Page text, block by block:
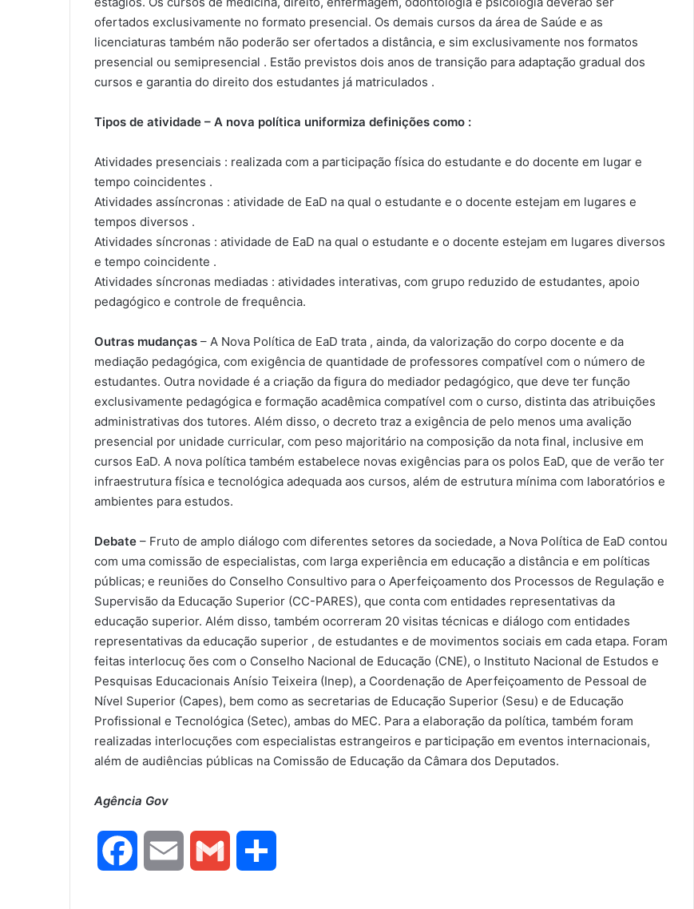
ofertados exclusivamente no formato presencial. Os demais cursos da área de Saúde e as
licenciaturas também não poderão ser ofertados a distância, e sim exclusivamente nos formatos
presencial ou semipresencial . Estão previstos dois anos de transição para adaptação gradual dos
cursos e garantia do direito dos estudantes já matriculados .
Tipos de atividade – A nova política uniformiza definições como :
Atividades presenciais : realizada com a participação física do estudante e do docente em lugar e
tempo coincidentes .
Atividades assíncronas : atividade de EaD na qual o estudante e o docente estejam em lugares e
tempos diversos .
Atividades síncronas : atividade de EaD na qual o estudante e o docente estejam em lugares diversos
e tempo coincidente .
Atividades síncronas mediadas : atividades interativas, com grupo reduzido de estudantes, apoio
pedagógico e controle de frequência.
Outras mudanças – A Nova Política de EaD trata , ainda, da valorização do corpo docente e da
mediação pedagógica, com exigência de quantidade de professores compatível com o número de
estudantes. Outra novidade é a criação da figura do mediador pedagógico, que deve ter função
exclusivamente pedagógica e formação acadêmica compatível com o curso, distinta das atribuições
administrativas dos tutores. Além disso, o decreto traz a exigência de pelo menos uma avalição
presencial por unidade curricular, com peso majoritário na composição da nota final, inclusive em
cursos EaD. A nova política também estabelece novas exigências para os polos EaD, que de verão ter
infraestrutura física e tecnológica adequada aos cursos, além de estrutura mínima com laboratórios e
ambientes para estudos.
Debate – Fruto de amplo diálogo com diferentes setores da sociedade, a Nova Política de EaD contou
com uma comissão de especialistas, com larga experiência em educação a distância e em políticas
públicas; e reuniões do Conselho Consultivo para o Aperfeiçoamento dos Processos de Regulação e
Supervisão da Educação Superior (CC-PARES), que conta com entidades representativas da
educação superior. Além disso, também ocorreram 20 visitas técnicas e diálogo com entidades
representativas da educação superior , de estudantes e de movimentos sociais em cada etapa. Foram
feitas interlocuç ões com o Conselho Nacional de Educação (CNE), o Instituto Nacional de Estudos e
Pesquisas Educacionais Anísio Teixeira (Inep), a Coordenação de Aperfeiçoamento de Pessoal de
Nível Superior (Capes), bem como as secretarias de Educação Superior (Sesu) e de Educação
Profissional e Tecnológica (Setec), ambas do MEC. Para a elaboração da política, também foram
realizadas interlocuções com especialistas estrangeiros e participação em eventos internacionais,
além de audiências públicas na Comissão de Educação da Câmara dos Deputados.
Agência Gov